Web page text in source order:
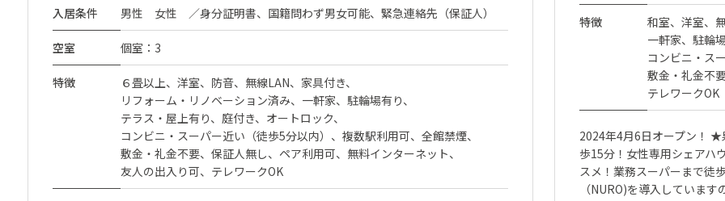
入居条件 男性 女性 ／身分証明書、国籍問わず男女可能、緊急連絡先（保証人）
空室 個室：3
特徴 ６畳以上 洋室 防音 無線LAN
家具付き
リフォーム・リノベーション済み
一軒家
駐輪場有り
テラス・屋上有り
庭付き
オートロック
コンビニ・スーパー近い（徒歩5分以内）
複数駅利用可
全館禁煙
敷金・礼金不要
保証人無し ペア利用可
無料インターネット
友人の出入り可
テレワークOK
特徴 和室 洋室
一軒家
駐輪
コンビニ・ス
敷金・礼金不
テレワークOK
2024年4月6日オープン！ ★
歩15分！女性専用シェアハ
スメ！業務スーパーまで徒
（NURO)を導入していま